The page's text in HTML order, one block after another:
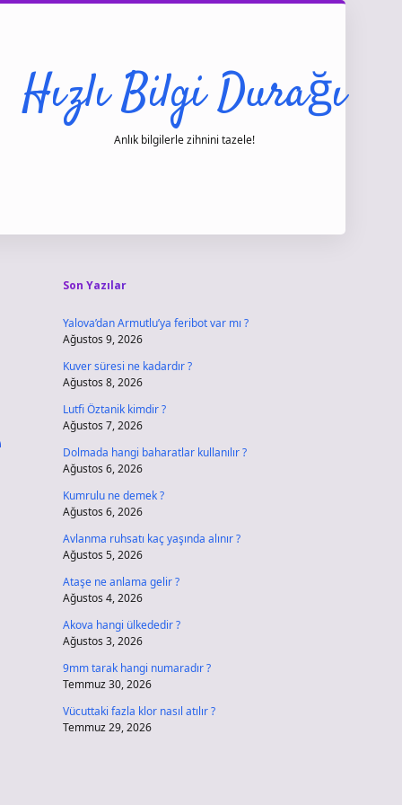
Hızlı Bilgi Durağı
Anlık bilgilerle zihnini tazele!
Son Yazılar
Yalova’dan Armutlu’ya feribot var mı ?
Ağustos 9, 2026
Kuver süresi ne kadardır ?
Ağustos 8, 2026
Lutfi Öztanik kimdir ?
Ağustos 7, 2026
Dolmada hangi baharatlar kullanılır ?
Ağustos 6, 2026
Kumrulu ne demek ?
Ağustos 6, 2026
Avlanma ruhsatı kaç yaşında alınır ?
Ağustos 5, 2026
Ataşe ne anlama gelir ?
Ağustos 4, 2026
Akova hangi ülkededir ?
Ağustos 3, 2026
9mm tarak hangi numaradır ?
Temmuz 30, 2026
Vücuttaki fazla klor nasıl atılır ?
Temmuz 29, 2026